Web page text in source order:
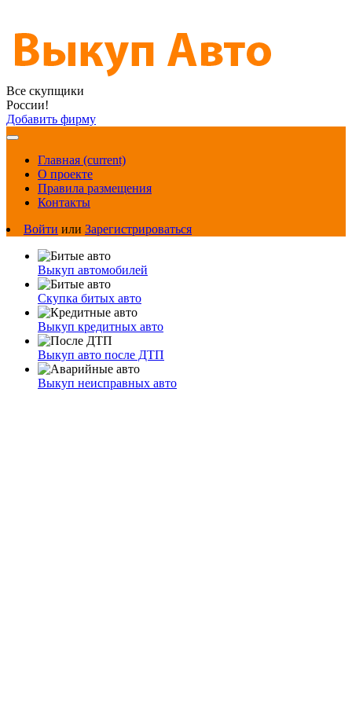
Все скупщики
России!
Добавить фирму
Главная (current)
О проекте
Правила размещения
Контакты
Войти или Зарегистрироваться
Выкуп автомобилей
Скупка битых авто
Выкуп кредитных авто
Выкуп авто после ДТП
Выкуп неисправных авто